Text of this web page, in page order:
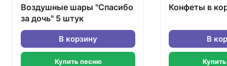
Воздушные шары "Спасибо
за дочь" 5 штук
В корзину
Купить песню
Конфеты в
В